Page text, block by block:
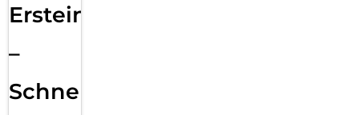
Ersteinrichtung
–
Schnelle